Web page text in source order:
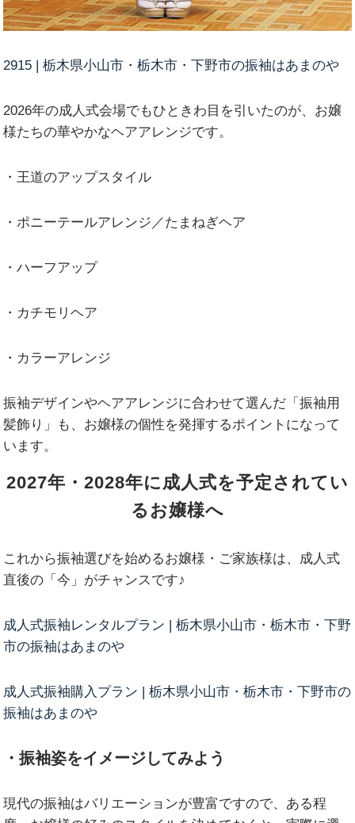
2915 | 栃木県小山市・栃木市・下野市の振袖はあまのや
2026年の成人式会場でもひときわ目を引いたのが、お嬢
様たちの華やかなヘアアレンジです。
・王道のアップスタイル
・ポニーテールアレンジ／たまねぎヘア
・ハーフアップ
・カチモリヘア
・カラーアレンジ
振袖デザインやヘアアレンジに合わせて選んだ「振袖用
髪飾り」も、お嬢様の個性を発揮するポイントになって
います。
2027年・2028年に成人式を予定されてい
るお嬢様へ
これから振袖選びを始めるお嬢様・ご家族様は、成人式
直後の「今」がチャンスです♪
成人式振袖レンタルプラン | 栃木県小山市・栃木市・下野
市の振袖はあまのや
成人式振袖購入プラン | 栃木県小山市・栃木市・下野市の
振袖はあまのや
・振袖姿をイメージしてみよう
現代の振袖はバリエーションが豊富ですので、ある程